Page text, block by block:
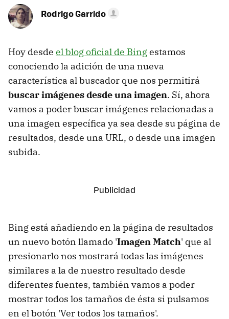
Rodrigo Garrido
Hoy desde el blog oficial de Bingestamos
conociendo la adición de una nueva
característica al buscador que nos permitirá
buscar imágenes desde una imagen. Sí, ahora
vamos a poder buscar imágenes relacionadas a
una imagen específica ya sea desde su página de
resultados, desde una URL, o desde una imagen
subida.
Bing está añadiendo en la página de resultados
un nuevo botón llamado 'Imagen Match' que al
presionarlo nos mostrará todas las imágenes
similares a la de nuestro resultado desde
diferentes fuentes, también vamos a poder
mostrar todos los tamaños de ésta si pulsamos
en el botón 'Ver todos los tamaños'.